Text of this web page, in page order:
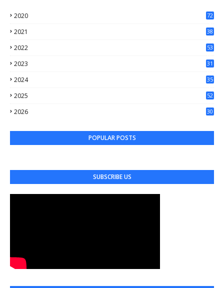
2020
72
2021
38
2022
53
2023
31
2024
35
2025
52
2026
30
POPULAR POSTS
SUBSCRIBE US